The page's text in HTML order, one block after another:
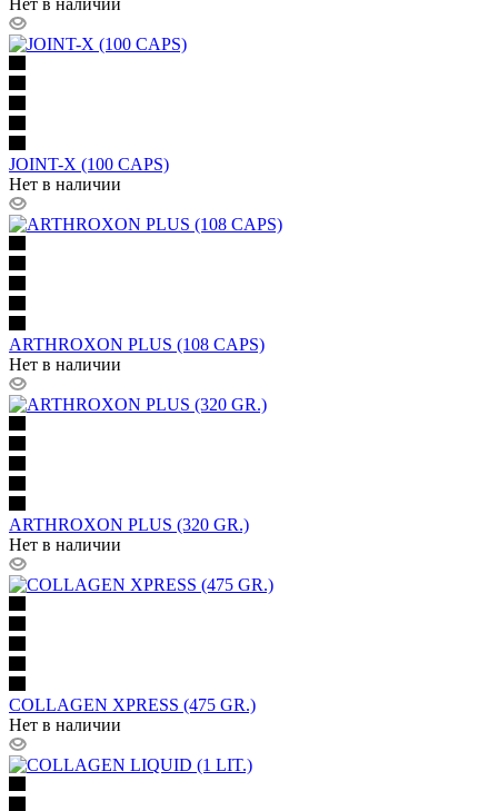
Нет в наличии
JOINT-X (100 CAPS)
Нет в наличии
ARTHROXON PLUS (108 CAPS)
Нет в наличии
ARTHROXON PLUS (320 GR.)
Нет в наличии
COLLAGEN XPRESS (475 GR.)
Нет в наличии